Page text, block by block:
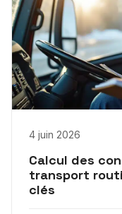
4 juin 2026
Calcul des
transport
clés